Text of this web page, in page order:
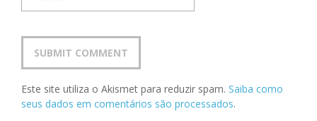
Este site utiliza o Akismet para reduzir spam. Saiba como
seus dados em comentários são processados.